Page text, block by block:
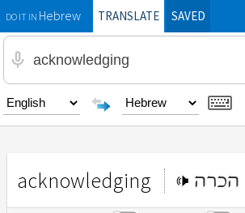
DO IT INHebrewTRANSLATE SAVED
acknowledging הכרה